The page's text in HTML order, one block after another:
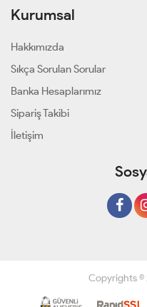
Kurumsal
Hakkımızda
Sıkça Sorulan Sorular
Banka Hesaplarımız
Sipariş Takibi
İletişim
Copyrights ©